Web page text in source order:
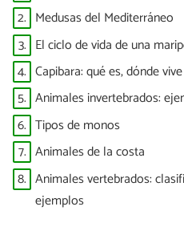
2. Medusas del Mediterráneo
3. El ciclo de vida de una
4. Capibara: qué es, dónde
5. Animales invertebrados:
6. Tipos de monos
7. Animales de la costa
8. Animales vertebrados:
ejemplos